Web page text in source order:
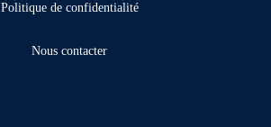
Politique de confidentialité
Nous contacter